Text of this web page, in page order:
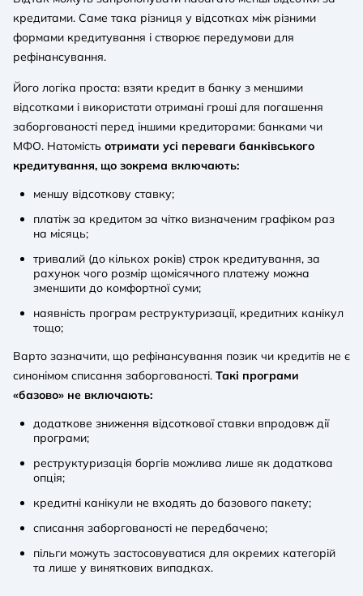
кредитами. Саме така різниця у відсотках між різними
формами кредитування і створює передумови для
рефінансування.
Його логіка проста: взяти кредит в банку з меншими
відсотками і використати отримані гроші для погашення
заборгованості перед іншими кредиторами: банками чи
МФО. Натомість отримати усі переваги банківського
кредитування, що зокрема включають:
меншу відсоткову ставку;
платіж за кредитом за чітко визначеним графіком раз
на місяць;
тривалий (до кількох років) строк кредитування, за
рахунок чого розмір щомісячного платежу можна
зменшити до комфортної суми;
наявність програм реструктуризації, кредитних канікул
тощо;
Варто зазначити, що рефінансування позик чи кредитів не є
синонімом списання заборгованості. Такі програми
«базово» не включають:
додаткове зниження відсоткової ставки впродовж дії
програми;
реструктуризація боргів можлива лише як додаткова
опція;
кредитні канікули не входять до базового пакету;
списання заборгованості не передбачено;
пільги можуть застосовуватися для окремих категорій
та лише у виняткових випадках.